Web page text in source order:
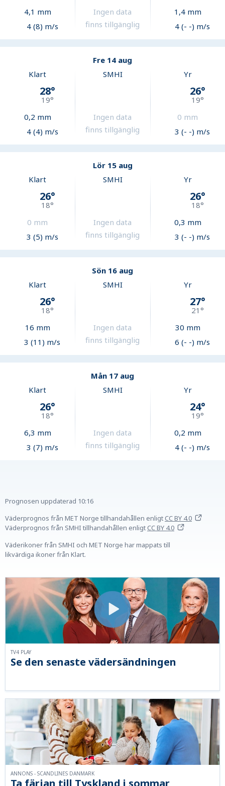
4,1 mm
4 (8) m/s
Ingen data
finns tillgänglig
1,4mm
4 (- -) m/s
Fre 14 aug
Klart
28°
19°
0,2 mm
4 (4) m/s
SMHI
Ingen data
finns tillgänglig
Yr
26°
19°
0 mm
3 (- -) m/s
Lör 15 aug
Klart
26°
18°
0 mm
3 (5) m/s
SMHI
Ingen data
finns tillgänglig
Yr
26°
18°
0,3 mm
3 (- -) m/s
Sön 16 aug
Klart
26°
18°
16 mm
3 (11) m/s
SMHI
Ingen data
finns tillgänglig
Yr
27°
21°
30 mm
6 (- -) m/s
Mån 17 aug
Klart
26°
18°
6,3 mm
3 (7) m/s
SMHI
Ingen data
finns tillgänglig
Yr
24°
19°
0,2 mm
4 (- -) m/s
Prognosen uppdaterad 10:16
Väderprognos från MET Norge tillhandahållen enligtCC BY 4.0
Väderprognos från SMHI tillhandahållen enligtCC BY 4.0
Väderikoner från SMHI och MET Norge har mappats till
likvärdiga ikoner från Klart.
Se den senaste vädersändningen
TV4 PLAY
ANNONS - SCANDLINES DANMARK